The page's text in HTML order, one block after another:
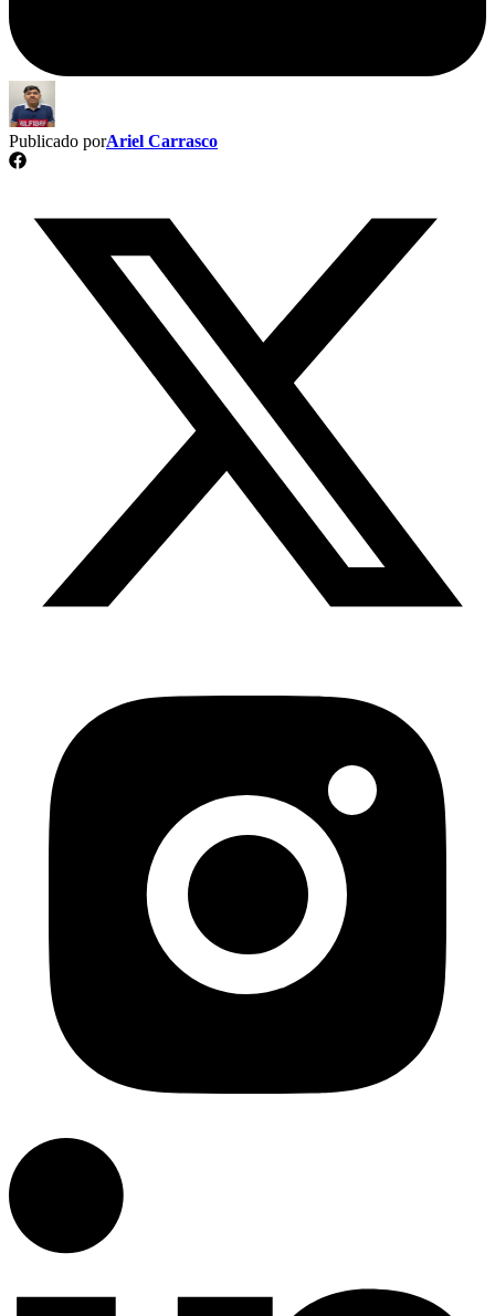
Publicado porAriel Carrasco